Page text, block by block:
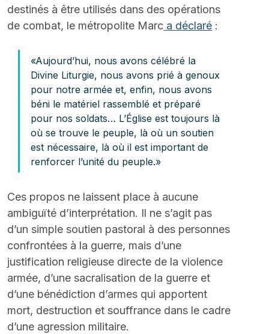
destinés à être utilisés dans des opérations
de combat, le métropolite Marc a déclaré :
«Aujourd’hui, nous avons célébré la
Divine Liturgie, nous avons prié à genoux
pour notre armée et, enfin, nous avons
béni le matériel rassemblé et préparé
pour nos soldats… L’Église est toujours là
où se trouve le peuple, là où un soutien
est nécessaire, là où il est important de
renforcer l’unité du peuple.»
Ces propos ne laissent place à aucune
ambiguïté d’interprétation. Il ne s’agit pas
d’un simple soutien pastoral à des personnes
confrontées à la guerre, mais d’une
justification religieuse directe de la violence
armée, d’une sacralisation de la guerre et
d’une bénédiction d’armes qui apportent
mort, destruction et souffrance dans le cadre
d’une agression militaire.